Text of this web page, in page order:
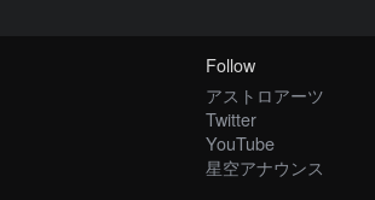
Follow
アストロアーツ
Twitter
YouTube
星空アナウンス